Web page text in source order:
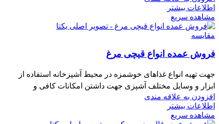
اطلاعات بیشتر
مشاهده سریع
مقایسه
فروش عمده انواع قیچی مرغ
جهت تهیه انواع غذاهای خوشمزه در محیط آشپزخانه استفاده از
ابزار و وسایل مختلف آشپزی جهت داشتن امکانات کافی و
افزودن به علاقه مندی
اطلاعات بیشتر
مشاهده سریع